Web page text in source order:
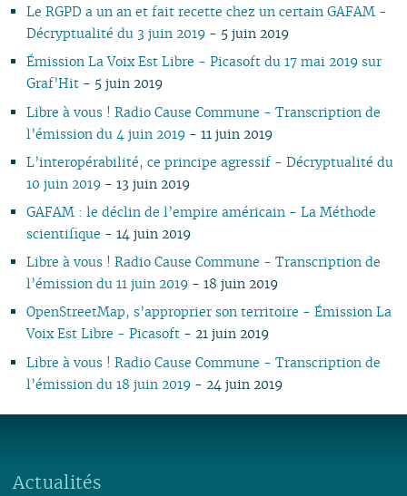
01
01
02
01
02
02
01
Le RGPD a un an et fait recette chez un certain GAFAM -
Décryptualité du 3 juin 2019- 5 juin 2019
Émission La Voix Est Libre - Picasoft du 17 mai 2019 sur
Graf’Hit- 5 juin 2019
Libre à vous ! Radio Cause Commune - Transcription de
l’émission du 4 juin 2019- 11 juin 2019
L’interopérabilité, ce principe agressif - Décryptualité du
10 juin 2019- 13 juin 2019
GAFAM : le déclin de l’empire américain - La Méthode
scientifique - 14 juin 2019
Libre à vous ! Radio Cause Commune - Transcription de
l’émission du 11 juin 2019- 18 juin 2019
OpenStreetMap, s’approprier son territoire - Émission La
Voix Est Libre - Picasoft- 21 juin 2019
Libre à vous ! Radio Cause Commune - Transcription de
l’émission du 18 juin 2019- 24 juin 2019
Actualités